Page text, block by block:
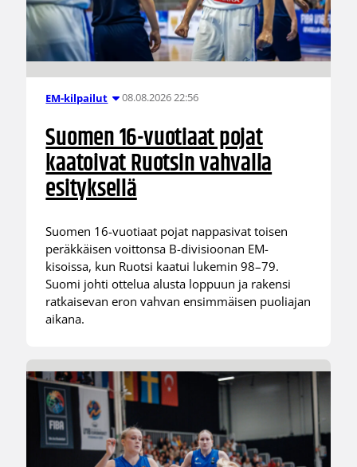
EM-kilpailut 08.08.2026 22:56
Suomen 16-vuotiaat pojat
kaatoivat Ruotsin vahvalla
esityksellä
Suomen 16-vuotiaat pojat nappasivat toisen
peräkkäisen voittonsa B-divisioonan EM-
kisoissa, kun Ruotsi kaatui lukemin 98–79.
Suomi johti ottelua alusta loppuun ja rakensi
ratkaisevan eron vahvan ensimmäisen puoliajan
aikana.